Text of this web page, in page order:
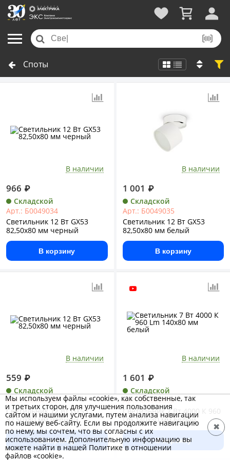
Споты
В наличии
966 ₽
Складской
Арт.: Б0049034
Светильник 12 Вт GX53
82,50x80 мм черный
В корзину
В наличии
1 001 ₽
Складской
Арт.: Б0049035
Светильник 12 Вт GX53
82,50x80 мм белый
В корзину
В наличии
559 ₽
Складской
Арт.: Б0049030
Светильник 12 Вт GX53
82,50x80 мм черный
В корзину
В наличии
1 601 ₽
Складской
Арт.: Б0062835
Светильник 7 Вт 4000 К 960
Lm 140x80 мм белый
В корзину
Мы используем файлы «cookie», как собственные, так
и третьих сторон, для улучшения пользования
сайтом и нашими услугами, путем анализа навигации
по нашему веб-сайту. Если вы продолжите навигацию
по нему, мы сочтем, что вы согласны с их
использованием. Дополнительную информацию вы
можете найти в нашей Политике в отношении
файлов «cookie».
✖